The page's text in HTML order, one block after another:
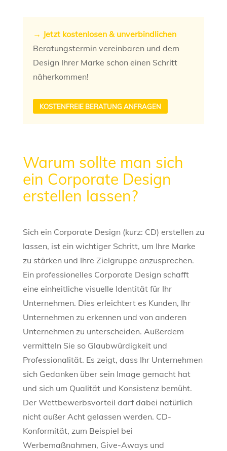
→ Jetzt kostenlosen & unverbindlichen
Beratungstermin vereinbaren und dem
Design Ihrer Marke schon einen Schritt
näherkommen!
KOSTENFREIE BERATUNG ANFRAGEN
Warum sollte man sich
ein Corporate Design
erstellen lassen?
Sich ein Corporate Design (kurz: CD) erstellen zu
lassen, ist ein wichtiger Schritt, um Ihre Marke
zu stärken und Ihre Zielgruppe anzusprechen.
Ein professionelles Corporate Design schafft
eine einheitliche visuelle Identität für Ihr
Unternehmen. Dies erleichtert es Kunden, Ihr
Unternehmen zu erkennen und von anderen
Unternehmen zu unterscheiden. Außerdem
vermitteln Sie so Glaubwürdigkeit und
Professionalität. Es zeigt, dass Ihr Unternehmen
sich Gedanken über sein Image gemacht hat
und sich um Qualität und Konsistenz bemüht.
Der Wettbewerbsvorteil darf dabei natürlich
nicht außer Acht gelassen werden. CD-
Konformität, zum Beispiel bei
Werbemaßnahmen, Give-Aways und